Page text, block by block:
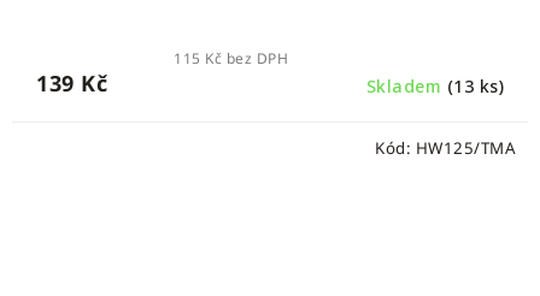
Skladem (13 ks)
115 Kč bez DPH
139 Kč
Kód: HW125/TMA